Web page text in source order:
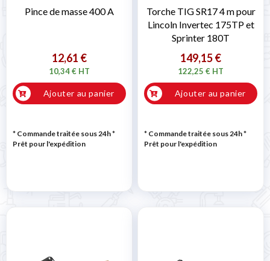
Pince de masse 400 A
12,61 €
10,34 € HT
Ajouter au panier
* Commande traitée sous 24h*
Prêt pour l'expédition
Torche TIG SR17 4 m pour
Lincoln Invertec 175TP et
Sprinter 180T
149,15 €
122,25 € HT
Ajouter au panier
* Commande traitée sous 24h*
Prêt pour l'expédition